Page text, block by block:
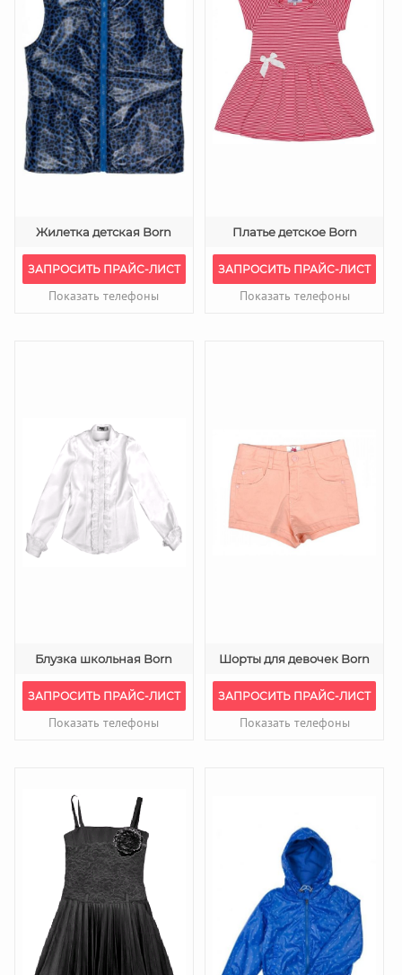
Жилетка детская Born
ЗАПРОСИТЬ ПРАЙС-ЛИСТ
Показать телефоны
Платье детское Born
ЗАПРОСИТЬ ПРАЙС-ЛИСТ
Показать телефоны
Блузка школьная Born
ЗАПРОСИТЬ ПРАЙС-ЛИСТ
Показать телефоны
Шорты для девочек Born
ЗАПРОСИТЬ ПРАЙС-ЛИСТ
Показать телефоны